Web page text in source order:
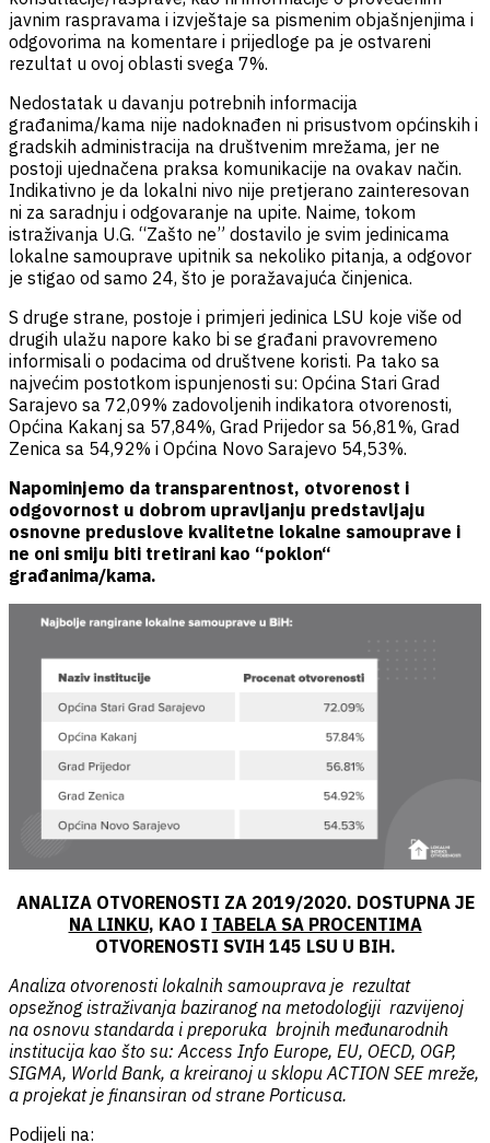
javnim raspravama i izvještaje sa pismenim objašnjenjima i
odgovorima na komentare i prijedloge pa je ostvareni
rezultat u ovoj oblasti svega 7%.
Nedostatak u davanju potrebnih informacija
građanima/kama nije nadoknađen ni prisustvom općinskih i
gradskih administracija na društvenim mrežama, jer ne
postoji ujednačena praksa komunikacije na ovakav način.
Indikativno je da lokalni nivo nije pretjerano zainteresovan
ni za saradnju i odgovaranje na upite. Naime, tokom
istraživanja U.G. “Zašto ne” dostavilo je svim jedinicama
lokalne samouprave upitnik sa nekoliko pitanja, a odgovor
je stigao od samo 24, što je poražavajuća činjenica.
S druge strane, postoje i primjeri jedinica LSU koje više od
drugih ulažu napore kako bi se građani pravovremeno
informisali o podacima od društvene koristi. Pa tako sa
najvećim postotkom ispunjenosti su: Općina Stari Grad
Sarajevo sa 72,09% zadovoljenih indikatora otvorenosti,
Općina Kakanj sa 57,84%, Grad Prijedor sa 56,81%, Grad
Zenica sa 54,92% i Općina Novo Sarajevo 54,53%.
Napominjemo da transparentnost, otvorenost i
odgovornost u dobrom upravljanju predstavljaju
osnovne preduslove kvalitetne lokalne samouprave i
ne oni smiju biti tretirani kao “poklon“
građanima/kama.
ANALIZA OTVORENOSTI ZA 2019/2020. DOSTUPNA JE
NA LINKU, KAO I TABELA SA PROCENTIMA
OTVORENOSTI SVIH 145 LSU U BIH.
Analiza otvorenosti lokalnih samouprava je rezultat
opsežnog istraživanja baziranog na metodologiji razvijenoj
na osnovu standarda i preporuka brojnih međunarodnih
institucija kao što su: Access Info Europe, EU, OECD, OGP,
SIGMA, World Bank, a kreiranoj u sklopu ACTION SEE mreže,
a projekat je finansiran od strane Porticusa.
Podijeli na: